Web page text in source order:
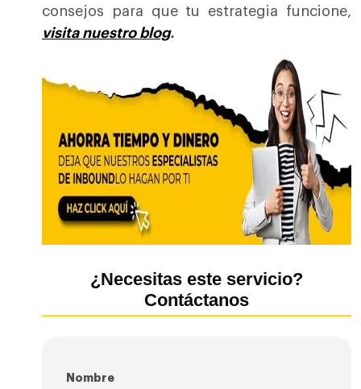
consejos para que tu estrategia funcione,
visita nuestro blog.
¿Necesitas este servicio?
Contáctanos
Nombre